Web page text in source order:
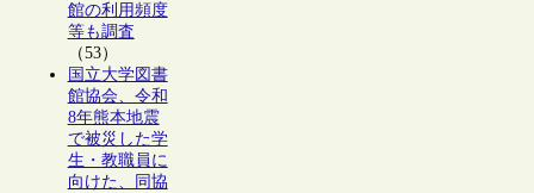
館の利用頻度
等も調査
（53）
国立大学図書
館協会、令和
8年熊本地震
で被災した学
生・教職員に
向けた、同協